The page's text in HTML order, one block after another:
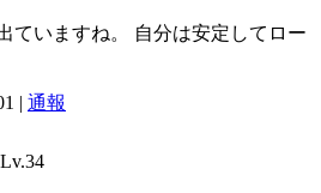
ていますね。 自分は安定してロー
| 通報
Lv.34